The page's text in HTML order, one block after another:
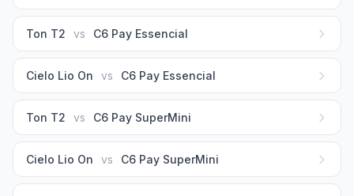
Ton T2 vs C6 Pay Essencial
Cielo Lio On vs C6 Pay Essencial
Ton T2 vs C6 Pay SuperMini
Cielo Lio On vs C6 Pay SuperMini